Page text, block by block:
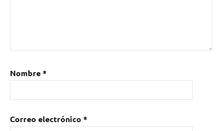
Nombre*
Correo electrónico *